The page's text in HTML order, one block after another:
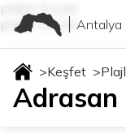
plajlar-koylar
plajlar-koylarAntalya
>Keşfet >
Adrasan